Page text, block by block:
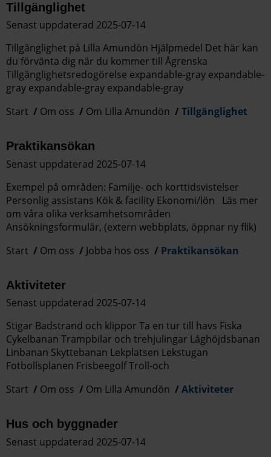
Tillgänglighet
Senast uppdaterad 2025-07-14
Tillgänglighet på Lilla Amundön Hjälpmedel Det här kan
du förvänta dig när du kommer till Ågrenska
Tillgänglighetsredogörelse expandable-gray expandable-
gray expandable-gray expandable-gray
Start
Om oss Om Lilla Amundön Tillgänglighet
Praktikansökan
Senast uppdaterad 2025-07-14
Exempel på områden: Familje- och korttidsvistelser
Personlig assistans Kök & facility Ekonomi/lön Läs mer
om våra olika verksamhetsområden
Ansökningsformulär, (extern webbplats, öppnar ny flik)
Start
Om oss Jobba hos oss Praktikansökan
Aktiviteter
Senast uppdaterad 2025-07-14
Stigar Badstrand och klippor Ta en tur till havs Fiska
Cykelbanan Trampbilar och trehjulingar Låghöjdsbanan
Linbanan Skyttebanan Lekplatsen Lekstugan
Fotbollsplanen Frisbeegolf Troll-och
Start
Om oss Om Lilla Amundön Aktiviteter
Hus och byggnader
Senast uppdaterad 2025-07-14